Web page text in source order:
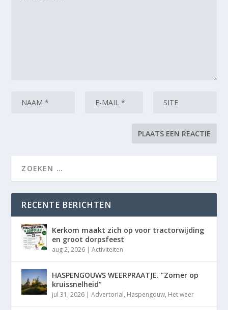
RECENTE BERICHTEN
Kerkom maakt zich op voor tractorwijding
en groot dorpsfeest
aug 2, 2026 |Activiteiten
HASPENGOUWS WEERPRAATJE. “Zomer op
kruissnelheid”
jul 31, 2026 |Advertorial, Haspengouw, Het weer